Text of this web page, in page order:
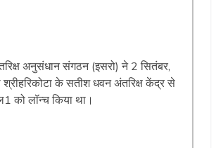
अनुसंधान संगठन (इसरो) ने 2 सितंबर,
के सतीश धवन अंतरिक्ष केंद्र से
को लॉन्च किया था।